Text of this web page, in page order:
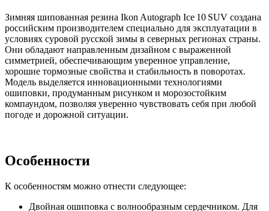
Зимняя шипованная резина Ikon Autograph Ice 10 SUV создана
российским производителем специально для эксплуатации в
условиях суровой русской зимы в северных регионах страны.
Они обладают направленным дизайном с выраженной
симметрией, обеспечивающим уверенное управление,
хорошие тормозные свойства и стабильность в поворотах.
Модель выделяется инновационными технологиями
ошиповки, продуманным рисунком и морозостойким
компаундом, позволяя уверенно чувствовать себя при любой
погоде и дорожной ситуации.
Особенности
К особенностям можно отнести следующее:
Двойная ошиповка с волнообразным сердечником. Для